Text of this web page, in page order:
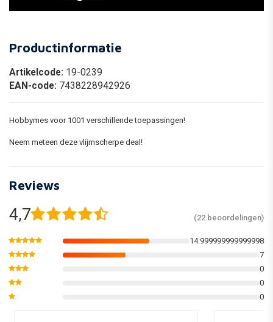
Productinformatie
Artikelcode: 19-0239
EAN-code: 7438228942926
Hobbymes voor 1001 verschillende toepassingen!
Neem meteen deze vlijmscherpe deal!
Reviews
4,7 (22 beoordelingen)
14.999999999999998
7
0
0
0